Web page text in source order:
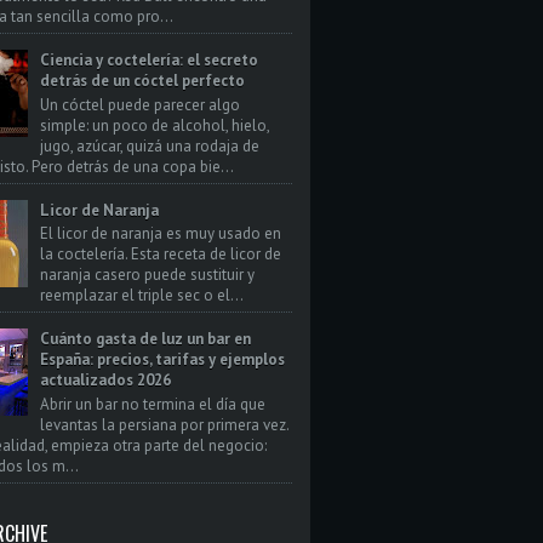
tan sencilla como pro...
Ciencia y coctelería: el secreto
detrás de un cóctel perfecto
Un cóctel puede parecer algo
simple: un poco de alcohol, hielo,
jugo, azúcar, quizá una rodaja de
Pero detrás de una copa bie...
Licor de Naranja
El licor de naranja es muy usado en
la coctelería. Esta receta de licor de
naranja casero puede sustituir y
reemplazar el triple sec o el...
Cuánto gasta de luz un bar en
España: precios, tarifas y ejemplos
actualizados 2026
Abrir un bar no termina el día que
levantas la persiana por primera vez.
empieza otra parte del negocio:
los m...